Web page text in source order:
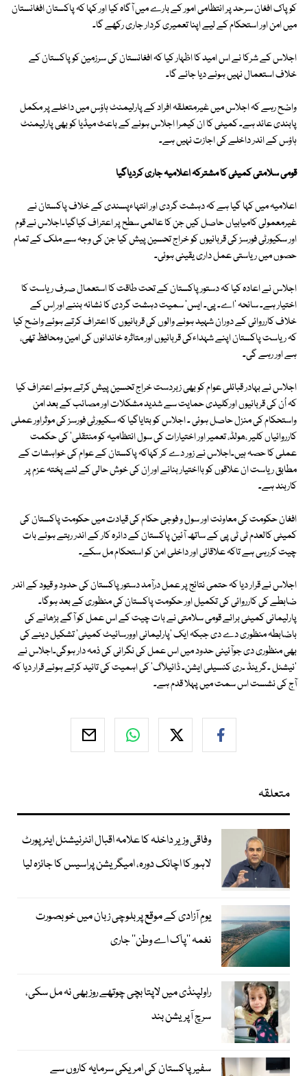
کو پاک افغان سرحد پر انتظامی امور کے بارے میں آگاہ کیا اور کہا کہ پاکستان افغانستان
میں امن اور استحکام کے لیے اپنا تعمیری کردار جاری رکھے گا۔
اجلاس کے شرکا نے اس امید کا اظہار کیا کہ افغانستان کی سرزمین کو پاکستان کے
خلاف استعمال نہیں ہونے دیا جائے گا۔
واضح رہے کہ اجلاس میں غیرمتعلقہ افراد کے پارلیمنٹ ہاؤس میں داخلے پر مکمل
پابندی عائد ہے۔ کمیٹی کا ان کیمرا اجلاس ہونے کے باعث میڈیا کو بھی پارلیمنٹ
ہاؤس کے اندر داخلے کی اجازت نہیں ہے۔
قومی سلامتی کمیٹی کا مشترکہ اعلامیہ جاری کردیاگیا
اعلامیہ میں کہا گیا ہے کہ دہشت گردی اور انتہاءپسندی کے خلاف پاکستان نے
غیرمعمولی کامیابیاں حاصل کیں جن کا عالمی سطح پر اعتراف کیاگیا۔اجلاس نے قوم
اور سکیورٹی فورسز کی قربانیوں کو خراج تحسین پیش کیا جن کی وجہ سے ملک کے تمام
حصوں میں ریاستی عمل داری یقینی ہوئی۔
اجلاس نے اعادہ کیا کہ دستور پاکستان کے تحت طاقت کا استعمال صرف ریاست کا
اختیار ہے۔ سانحہ 'اے۔ پی۔ ایس' سمیت دہشت گردی کا نشانہ بننے اور اِس کے
خلاف کارروائی کے دوران شہید ہونے والوں کی قربانیوں کا اعتراف کرتے ہوئے واضح کیا
کہ ریاست پاکستان اپنے شہداءکی قربانیوں اور متاثرہ خاندانوں کی امین ومحافظ تھی،
ہے اور رہے گی۔
اجلاس نے بہادر قبائلی عوام کو بھی زبردست خراج تحسین پیش کرتے ہوئے اعتراف کیا
کہ اُن کی قربانیوں اورکلیدی حمایت سے شدید مشکلات اور مصائب کے بعد امن
واستحکام کی منزل حاصل ہوئی ۔ اجلاس کو بتایاگیا کہ سکیورٹی فورسز کی موثراور عملی
کارروائیاں کلیر ،ھولڈ، تعمیر اور اختیارات کی سول انتظامیہ کو منتقلی' کی حکمت
عملی کا حصہ ہیں۔اجلاس نے زور دے کر کہاکہ پاکستان کے عوام کی خواہشات کے
مطابق ریاست ان علاقوں کو بااختیار بنانے اور اِن کی خوش حالی کے لئے پختہ عزم پر
کاربند ہے۔
افغان حکومت کی معاونت اور سول و فوجی حکام کی قیادت میں حکومت پاکستان کی
کمیٹی کالعدم ٹی ٹی پی کے ساتھ آئین پاکستان کے دائرہ کار کے اندر رہتے ہوئے بات
چیت کررہی ہے تاکہ علاقائی اور داخلی امن کو استحکام مل سکے۔
اجلاس نے قرار دیا کہ حتمی نتائج پر عمل درآمد دستور پاکستان کی حدود و قیود کے اندر
ضابطے کی کارروائی کی تکمیل اور حکومت پاکستان کی منظوری کے بعد ہوگا۔
پارلیمانی کمیٹی برائے قومی سلامتی نے بات چیت کے اس عمل کو آگے بڑھانے کی
باضابطہ منظوری دے دی جبکہ ایک 'پارلیمانی اوورسائیٹ کمیٹی' تشکیل دینے کی
بھی منظوری دی جوآئینی حدود میں اس عمل کی نگرانی کی ذمہ دار ہوگی۔اجلاس نے
'نیشنل ۔گرینڈ ۔ری کنسیلی ایشن۔ ڈائیلاگ' کی اہمیت کی تائید کرتے ہوئے قرار دیا کہ
آج کی نشست اس سمت میں پہلا قدم ہے۔
متعلقہ
وفاقی وزیر داخلہ کا علامہ اقبال انٹرنیشنل ایئرپورٹ
لاہور کا اچانک دورہ، امیگریشن پراسیس کا جائزہ لیا
یومِ آزادی کے موقع پر بلوچی زبان میں خوبصورت
نغمہ ’’پاک اے وطن‘‘ جاری
راولپنڈی میں لاپتا بچی چوتھے روز بھی نہ مل سکی،
سرچ آپریشن بند
سفیر پاکستان کی امریکی سرمایہ کاروں سے